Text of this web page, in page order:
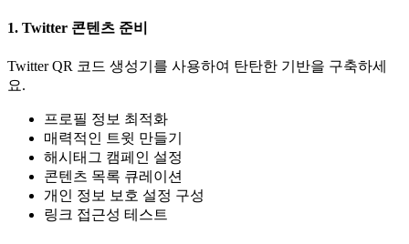
1. Twitter 콘텐츠 준비
Twitter QR 코드 생성기를 사용하여 탄탄한 기반을 구축하세
요.
프로필 정보 최적화
매력적인 트윗 만들기
해시태그 캠페인 설정
콘텐츠 목록 큐레이션
개인 정보 보호 설정 구성
링크 접근성 테스트